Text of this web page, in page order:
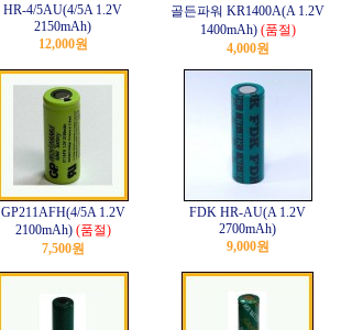
HR-4/5AU(4/5A 1.2V
2150mAh)
12,000원
골든파워 KR1400A(A 1.2V
1400mAh) (품절)
4,000원
GP211AFH(4/5A 1.2V
2100mAh) (품절)
7,500원
FDK HR-AU(A 1.2V
2700mAh)
9,000원